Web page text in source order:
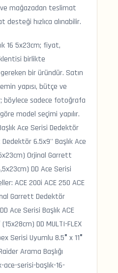
mağazadan teslimat
hızlıca alınabilir.
16 5x23cm; fiyat,
birlikte
bir üründür. Satın
yapısı, bütçe ve
böylece sadece fotoğrafa
model seçimi yapılır.
Ace Serisi Dedektör
6.5x9'' Başlık Ace
Orjinal Garrett
DD Ace Serisi
ACE 200i ACE 250 ACE
Garrett Dedektör
Ace Serisi Başlık ACE
DD MULTI-FLEX
Serisi Uyumlu 8.5″ x 11″
Arama Başlığı
serisi-başlık-16-